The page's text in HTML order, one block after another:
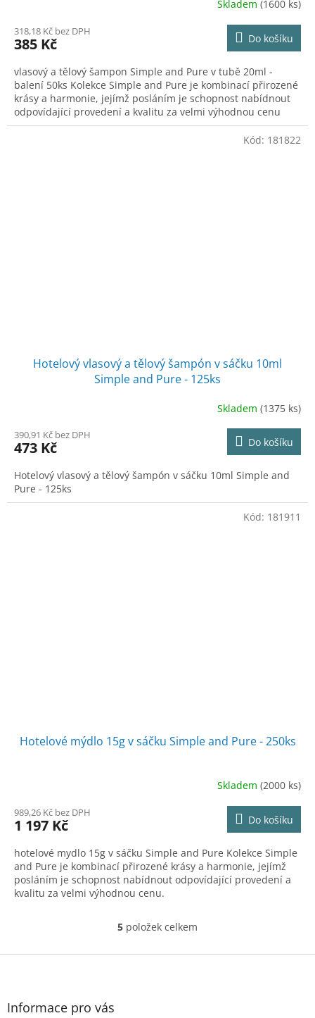
Skladem (1600 ks)
318,18 Kč bez DPH
385 Kč Do košíku
vlasový a tělový šampon Simple and Pure v tubě 20ml -
balení 50ks Kolekce Simple and Pure je kombinací přirozené
krásy a harmonie, jejímž posláním je schopnost nabídnout
odpovídající provedení a kvalitu za velmi výhodnou cenu
Hotelový vlasový a tělový šampón v sáčku 10ml
Simple and Pure - 125ks
Skladem (1375 ks)
390,91 Kč bez DPH
473 Kč Do košíku
Hotelový vlasový a tělový šampón v sáčku 10ml Simple and
Pure - 125ks
Kód: 181822
Hotelové mýdlo 15g v sáčku Simple and Pure - 250ks
Skladem (2000 ks)
989,26 Kč bez DPH
1 197 Kč Do košíku
hotelové mydlo 15g v sáčku Simple and Pure Kolekce Simple
and Pure je kombinací přirozené krásy a harmonie, jejímž
posláním je schopnost nabídnout odpovídající provedení a
kvalitu za velmi výhodnou cenu.
Kód: 181911
O
l
5 položek celkem
Z
Informace pro vás